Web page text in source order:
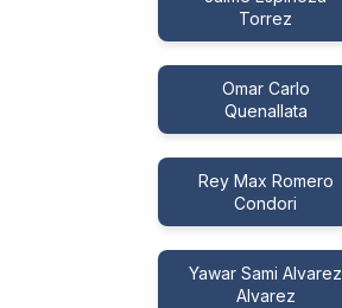
Torrez
Omar Carlo
Quenallata
Rey Max Romero
Condori
Yawar Sami Alvarez
Alvarez